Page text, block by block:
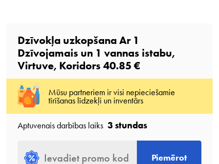
Dzīvokļa uzkopšana Ar 1
Dzīvojamais un 1 vannas istabu,
Virtuve, Koridors 40.85 €
Mūsu partneriem ir visi nepieciešamie
tīrīšanas līdzekļi un inventārs
Aptuvenais darbības laiks 3 stundas
Piemērot